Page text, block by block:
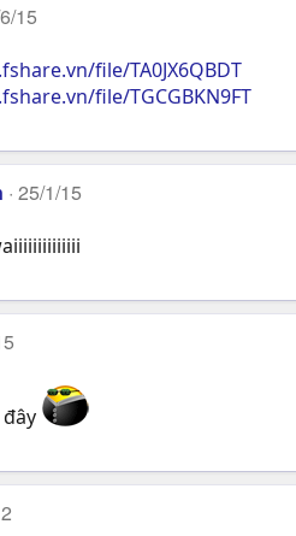
15
file/TA0JX6QBDT
file/TGCGBKN9FT
25/1/15